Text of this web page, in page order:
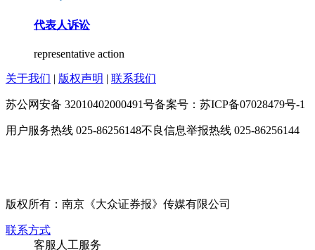
代表人诉讼
representative action
关于我们 | 版权声明 | 联系我们
苏公网安备 32010402000491号备案号：苏ICP备07028479号-1
用户服务热线 025-86256148不良信息举报热线 025-86256144
版权所有：南京《大众证券报》传媒有限公司
联系方式
客服人工服务